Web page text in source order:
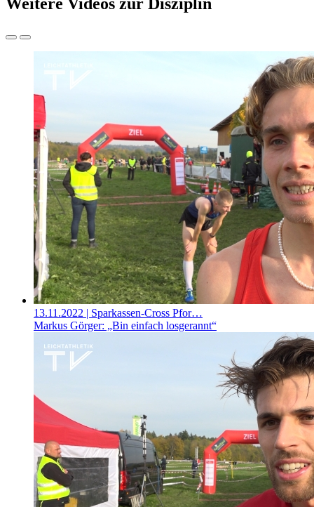
Weitere Videos zur Disziplin
13.11.2022 | Sparkassen-Cross Pfor…
Markus Görger: „Bin einfach losgerannt“